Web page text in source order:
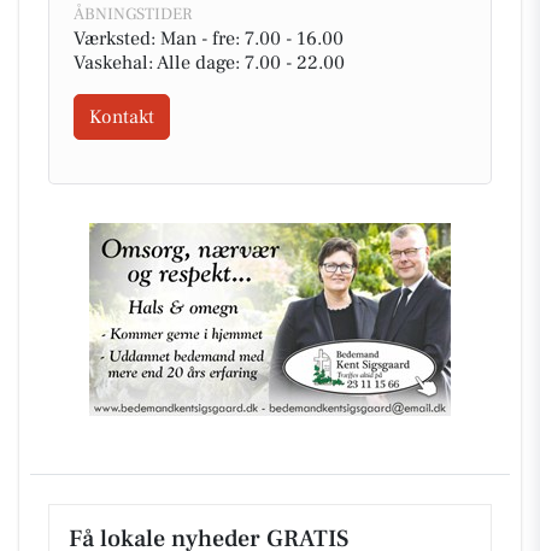
ÅBNINGSTIDER
Værksted: Man - fre: 7.00 - 16.00
Vaskehal: Alle dage: 7.00 - 22.00
Kontakt
Få lokale nyheder GRATIS